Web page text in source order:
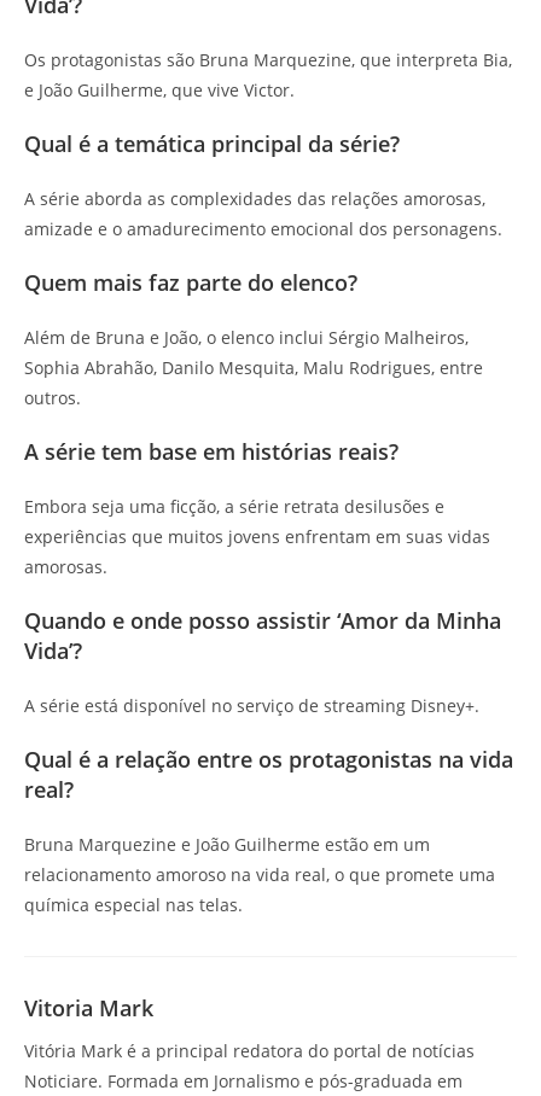
Os protagonistas são Bruna Marquezine, que interpreta Bia,
e João Guilherme, que vive Victor.
Qual é a temática principal da série?
A série aborda as complexidades das relações amorosas,
amizade e o amadurecimento emocional dos personagens.
Quem mais faz parte do elenco?
Além de Bruna e João, o elenco inclui Sérgio Malheiros,
Sophia Abrahão, Danilo Mesquita, Malu Rodrigues, entre
outros.
A série tem base em histórias reais?
Embora seja uma ficção, a série retrata desilusões e
experiências que muitos jovens enfrentam em suas vidas
amorosas.
Quando e onde posso assistir ‘Amor da Minha
Vida’?
A série está disponível no serviço de streaming Disney+.
Qual é a relação entre os protagonistas na vida
real?
Bruna Marquezine e João Guilherme estão em um
relacionamento amoroso na vida real, o que promete uma
química especial nas telas.
Vitoria Mark
Vitória Mark é a principal redatora do portal de notícias
Noticiare. Formada em Jornalismo e pós-graduada em